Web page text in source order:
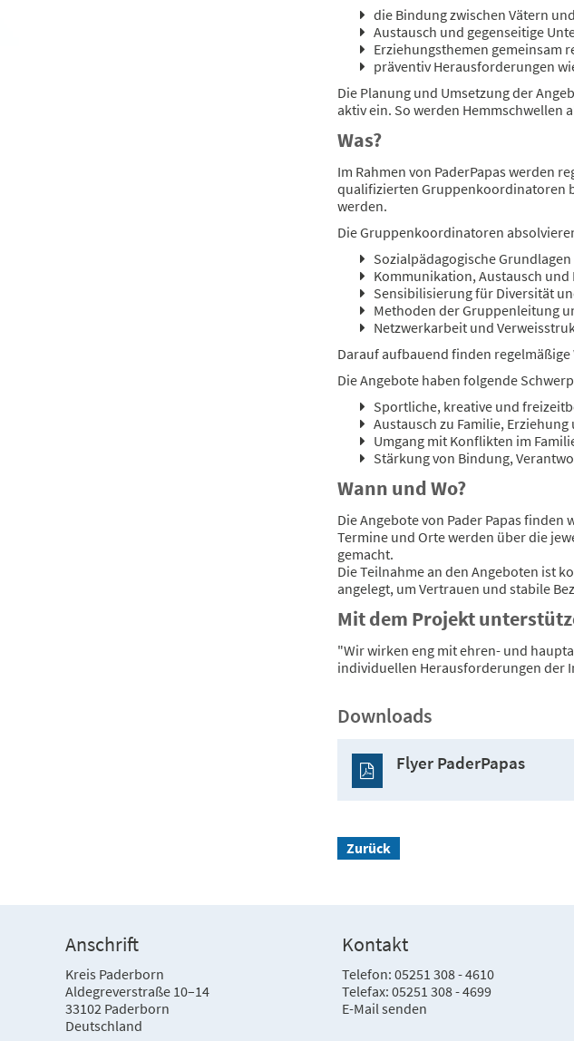
die Bindung zwischen Vätern
Austausch und gegenseitige
Erziehungsthemen gemeinsam
präventiv Herausforderungen
Die Planung und Umsetzung der
aktiv ein. So werden Hemmschwellen
Was?
Im Rahmen von PaderPapas werden
qualifizierten Gruppenkoordinatoren
werden.
Die Gruppenkoordinatoren
Sozialpädagogische
Kommunikation, Austausch
Sensibilisierung für Diversität
Methoden der Gruppenleitung
Netzwerkarbeit und
Darauf aufbauend finden
Die Angebote haben folgende
Sportliche, kreative und
Austausch zu Familie,
Umgang mit Konflikten im
Stärkung von Bindung,
Wann und Wo?
Die Angebote von Pader Papas
Termine und Orte werden über die
gemacht.
Die Teilnahme an den Angeboten ist
angelegt, um Vertrauen und stabile
Mit dem Projekt
"Wir wirken eng mit ehren- und
individuellen Herausforderungen der
Downloads
Flyer PaderPapas
Zurück
Anschrift
Kreis Paderborn
Aldegreverstraße 10–14
33102 Paderborn
Deutschland
Kontakt
Telefon: 05251 308 - 4610
Telefax: 05251 308 - 4699
E-Mail senden